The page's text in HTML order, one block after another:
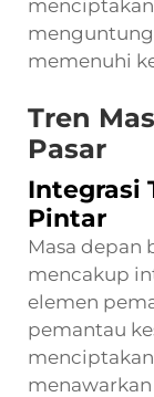
memenuhi
Tren
Pasar
Integrasi
Pintar
Masa depan
mencakup
elemen
pemantau